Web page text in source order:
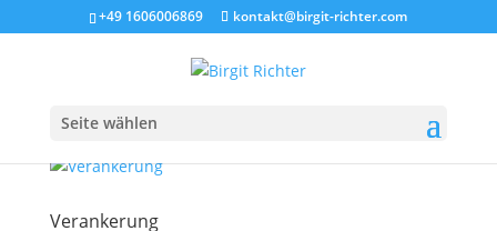
+49 1606006869 kontakt@birgit-richter.com
Seite wählen
Verankerung